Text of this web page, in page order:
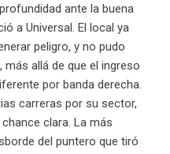
ante la buena
a Universal. El local ya
peligro, y no pudo
allá de que el ingreso
por banda derecha.
carreras por su sector,
clara. La más
del puntero que tiró